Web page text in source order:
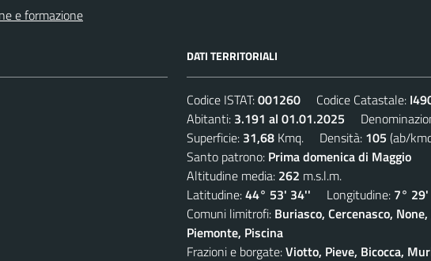
e formazione
DATI TERRITORIALI
Codice ISTAT:001260 Codice Catastale:
Abitanti: 3.191 al 01.01.2025
Superficie: 31,68 Kmq. Densità: 105 (ab/
Santo patrono: Prima domenica di Maggio
Altitudine media: 262 m.s.l.m.
Latitudine:44° 53' 34'' Longitudine: 7°
Comuni limitrofi: Buriasco, Cercenasco,
Piemonte, Piscina
Frazioni e borgate:Viotto, Pieve, Bicocca,